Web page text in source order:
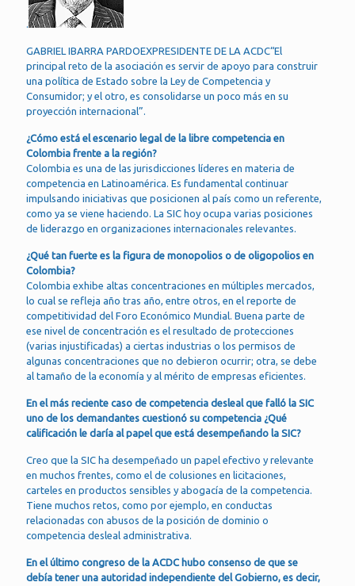
.
GABRIEL IBARRA PARDOEXPRESIDENTE DE LA ACDC“El
principal reto de la asociación es servir de apoyo para construir
una política de Estado sobre la Ley de Competencia y
Consumidor; y el otro, es consolidarse un poco más en su
proyección internacional”.
¿Cómo está el escenario legal de la libre competencia en
Colombia frente a la región?
Colombia es una de las jurisdicciones líderes en materia de
competencia en Latinoamérica. Es fundamental continuar
impulsando iniciativas que posicionen al país como un referente,
como ya se viene haciendo. La SIC hoy ocupa varias posiciones
de liderazgo en organizaciones internacionales relevantes.
¿Qué tan fuerte es la figura de monopolios o de oligopolios en
Colombia?
Colombia exhibe altas concentraciones en múltiples mercados,
lo cual se refleja año tras año, entre otros, en el reporte de
competitividad del Foro Económico Mundial. Buena parte de
ese nivel de concentración es el resultado de protecciones
(varias injustificadas) a ciertas industrias o los permisos de
algunas concentraciones que no debieron ocurrir; otra, se debe
al tamaño de la economía y al mérito de empresas eficientes.
En el más reciente caso de competencia desleal que falló la SIC
uno de los demandantes cuestionó su competencia ¿Qué
calificación le daría al papel que está desempeñando la SIC?
Creo que la SIC ha desempeñado un papel efectivo y relevante
en muchos frentes, como el de colusiones en licitaciones,
carteles en productos sensibles y abogacía de la competencia.
Tiene muchos retos, como por ejemplo, en conductas
relacionadas con abusos de la posición de dominio o
competencia desleal administrativa.
En el último congreso de la ACDC hubo consenso de que se
debía tener una autoridad independiente del Gobierno, es decir,